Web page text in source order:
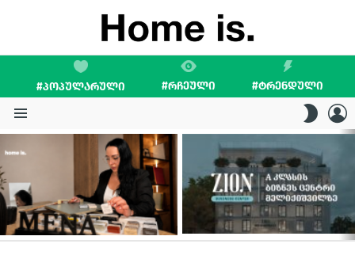
#ᲞᲝᲞᲣᲚᲐᲠᲣᲚᲘ #ᲠᲩᲔᲣᲚᲘ #ᲢᲠᲔᲜᲓᲣᲚᲘ
SKIN
STORIES